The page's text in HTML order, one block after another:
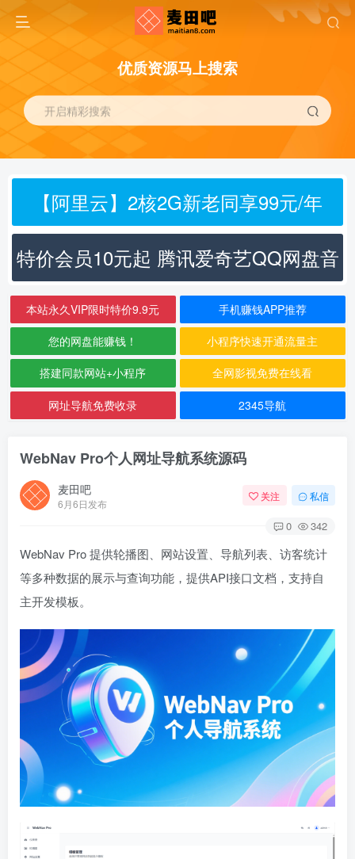
优质资源马上搜索
开启精彩搜索
【阿里云】2核2G新老同享99元/年
特价会员10元起 腾讯爱奇艺QQ网盘音
乐
本站永久VIP限时特价9.9元 手机赚钱APP推荐
您的网盘能赚钱！ 小程序快速开通流量主
搭建同款网站+小程序 全网影视免费在线看
网址导航免费收录 2345导航
WebNav Pro个人网址导航系统源码
麦田吧
6月6日发布
关注 私信
0 342
WebNav Pro 提供轮播图、网站设置、导航列表、访客统计
等多种数据的展示与查询功能，提供API接口文档，支持自
主开发模板。